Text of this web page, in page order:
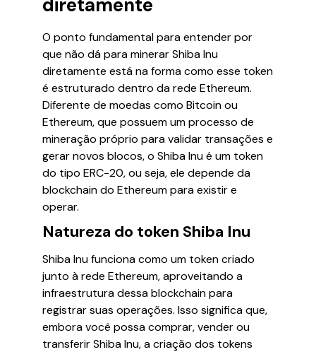
diretamente
O ponto fundamental para entender por
que não dá para minerar Shiba Inu
diretamente está na forma como esse token
é estruturado dentro da rede Ethereum.
Diferente de moedas como Bitcoin ou
Ethereum, que possuem um processo de
mineração próprio para validar transações e
gerar novos blocos, o Shiba Inu é um token
do tipo ERC-20, ou seja, ele depende da
blockchain do Ethereum para existir e
operar.
Natureza do token Shiba Inu
Shiba Inu funciona como um token criado
junto à rede Ethereum, aproveitando a
infraestrutura dessa blockchain para
registrar suas operações. Isso significa que,
embora você possa comprar, vender ou
transferir Shiba Inu, a criação dos tokens